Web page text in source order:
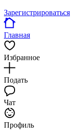
Зарегистрироваться
Главная
Избранное
Подать
Чат
Профиль